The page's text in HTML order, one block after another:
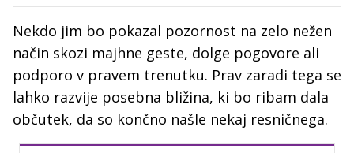
Nekdo jim bo pokazal pozornost na zelo nežen
način skozi majhne geste, dolge pogovore ali
podporo v pravem trenutku. Prav zaradi tega se
lahko razvije posebna bližina, ki bo ribam dala
občutek, da so končno našle nekaj resničnega.